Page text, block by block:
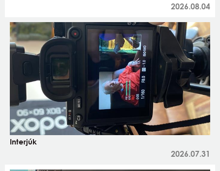
2026.08.04
Interjúk
2026.07.31